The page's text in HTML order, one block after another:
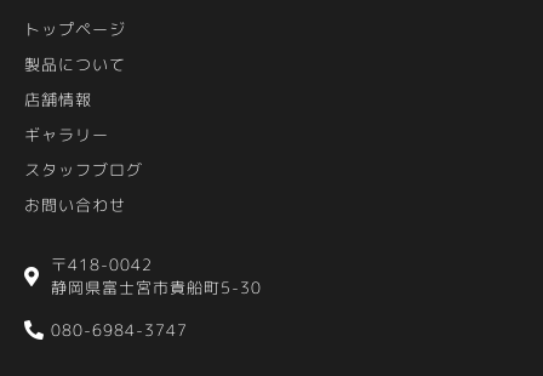
トップページ
製品について
店舗情報
ギャラリー
スタッフブログ
お問い合わせ
〒418-0042
静岡県富士宮市貴船町5-30
080-6984-3747